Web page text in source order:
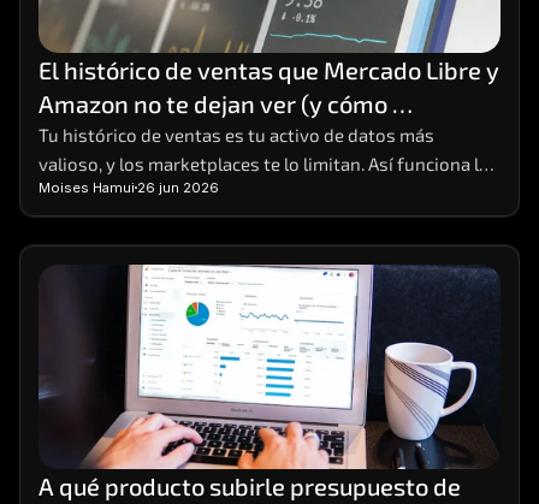
MHA Academy
Contáctanos
Events
Experts
El histórico de ventas que Mercado Libre y
Amazon no te dejan ver (y cómo
conservarlo)
Tu histórico de ventas es tu activo de datos más
valioso, y los marketplaces te lo limitan. Así funciona la
limitación y cómo conservar tu data completa.
Moises Hamui 26 jun 2026
A qué producto subirle presupuesto de